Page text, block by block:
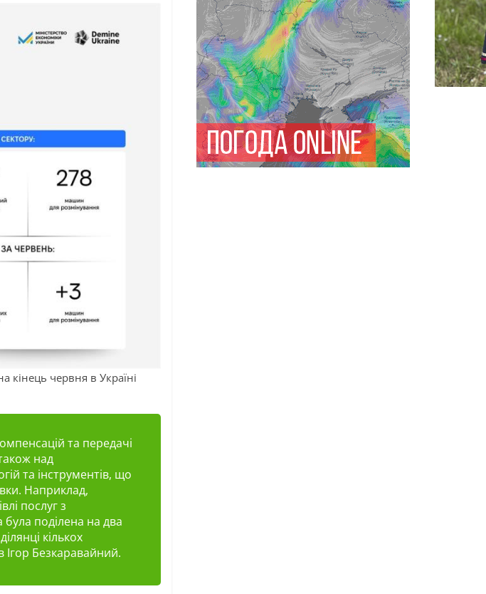
кінець червня в Україні
та передачі
над
та інструментів, що
Наприклад,
послуг з
поділена на два
кількох
Безкаравайний.